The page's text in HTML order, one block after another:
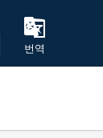
번역